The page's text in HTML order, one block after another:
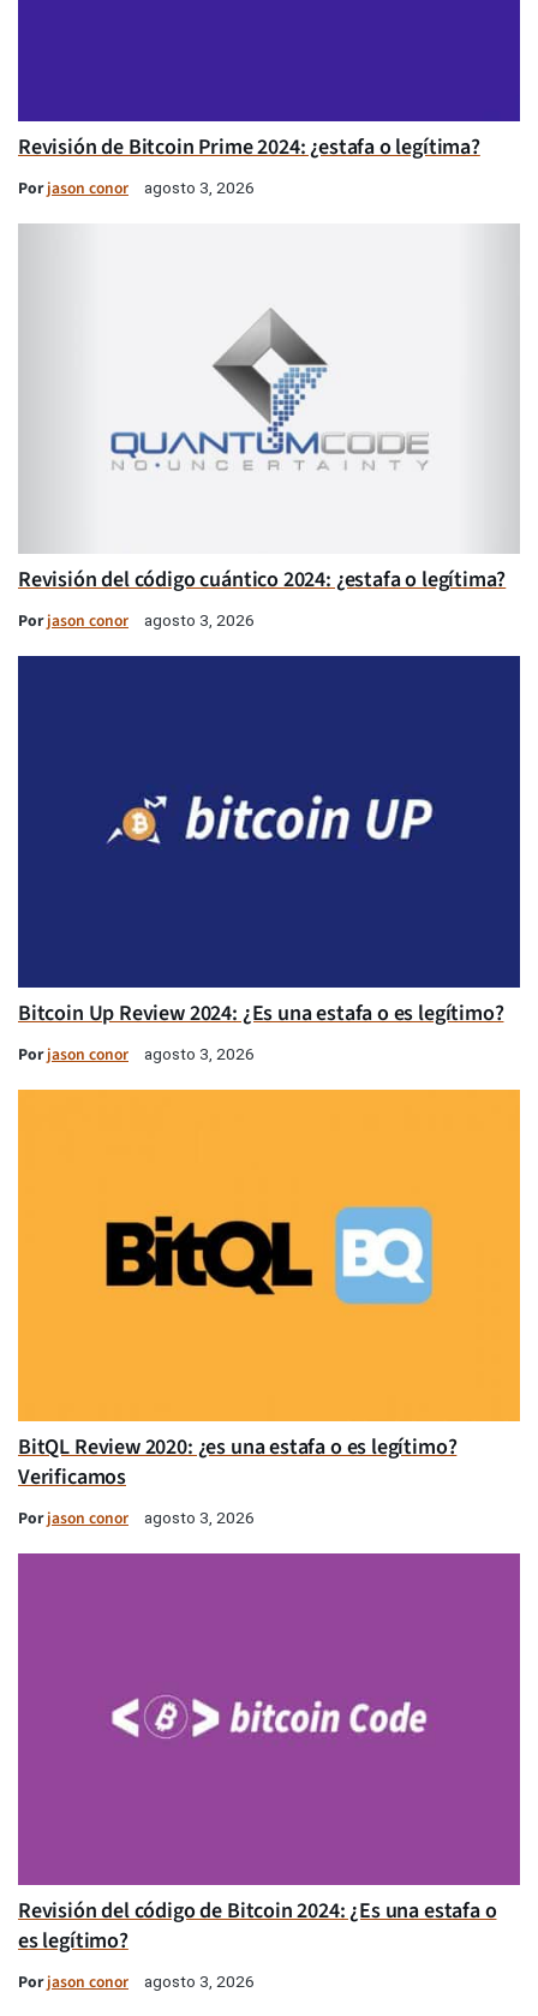
Revisión de Bitcoin Prime 2024: ¿estafa o legítima?
Porjason conor agosto 3, 2026
Revisión del código cuántico 2024: ¿estafa o legítima?
Porjason conor agosto 3, 2026
Bitcoin Up Review 2024: ¿Es una estafa o es legítimo?
Porjason conor agosto 3, 2026
BitQL Review 2020: ¿es una estafa o es legítimo?
Verificamos
Porjason conor agosto 3, 2026
Revisión del código de Bitcoin 2024: ¿Es una estafa o
es legítimo?
Porjason conor agosto 3, 2026